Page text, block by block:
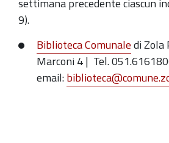
settimana precedente ciascun
9).
Biblioteca Comunaledi Zola
Marconi 4 | Tel.
email: